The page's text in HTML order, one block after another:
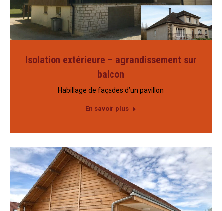
Isolation extérieure – agrandissement sur
balcon
Habillage de façades d’un pavillon
En savoir plus